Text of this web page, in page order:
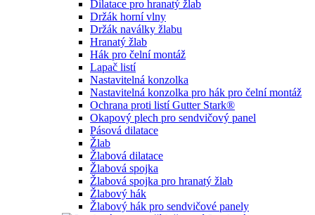
Dilatace pro hranatý žlab
Držák horní vlny
Držák naválky žlabu
Hranatý žlab
Hák pro čelní montáž
Lapač listí
Nastavitelná konzolka
Nastavitelná konzolka pro hák pro čelní montáž
Ochrana proti listí Gutter Stark®
Okapový plech pro sendvičový panel
Pásová dilatace
Žlab
Žlabová dilatace
Žlabová spojka
Žlabová spojka pro hranatý žlab
Žlabový hák
Žlabový hák pro sendvičové panely